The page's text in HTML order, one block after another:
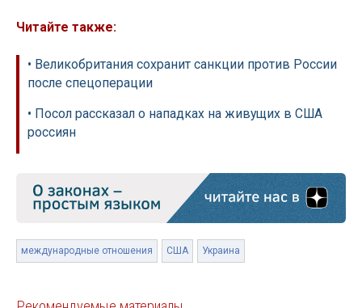
Читайте также:
• Великобритания сохранит санкции против России
после спецоперации
• Посол рассказал о нападках на живущих в США
россиян
международные отношения США Украина